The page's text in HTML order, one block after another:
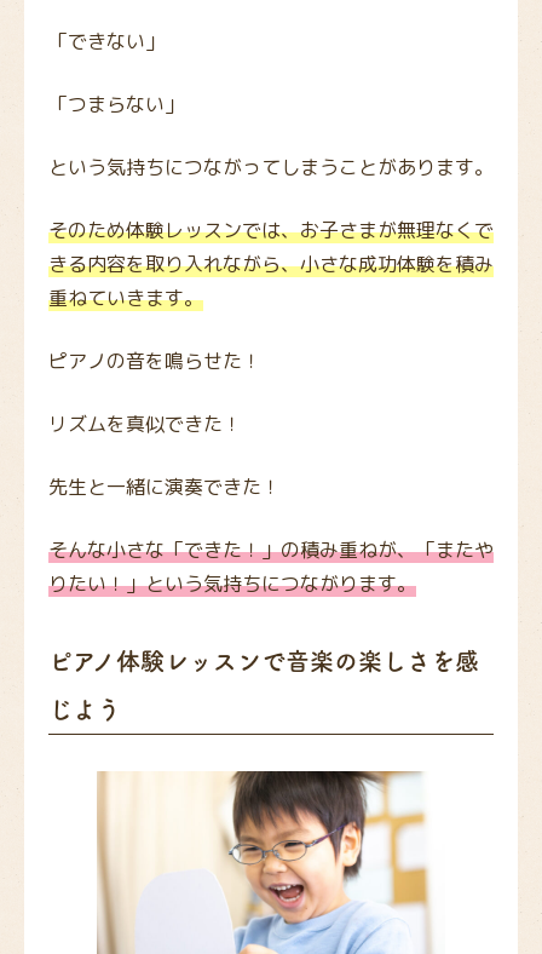
「できない」
「つまらない」
という気持ちにつながってしまうことがあります。
そのため体験レッスンでは、お子さまが無理なくで
きる内容を取り入れながら、小さな成功体験を積み
重ねていきます。
ピアノの音を鳴らせた！
リズムを真似できた！
先生と一緒に演奏できた！
そんな小さな「できた！」の積み重ねが、「またや
りたい！」という気持ちにつながります。
ピアノ体験レッスンで音楽の楽しさを感
じよう